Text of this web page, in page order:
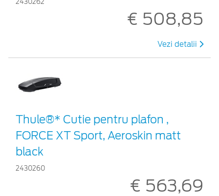
2430262
€ 508,85
Vezi detalii
Thule®* Cutie pentru plafon ,
FORCE XT Sport, Aeroskin matt
black
2430260
€ 563,69